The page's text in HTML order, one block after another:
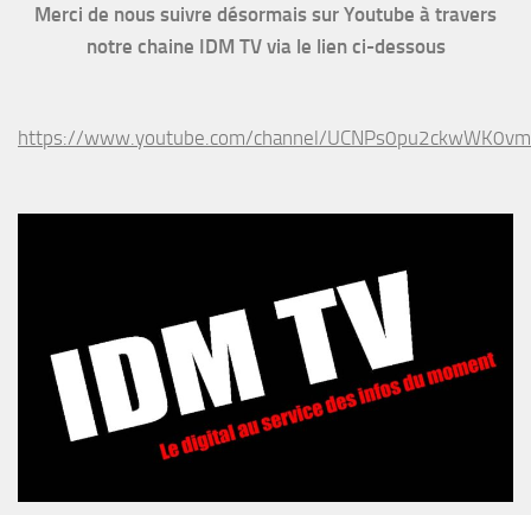
Merci de nous suivre désormais sur Youtube à travers
notre chaine IDM TV via le lien ci-dessous
https://www.youtube.com/channel/